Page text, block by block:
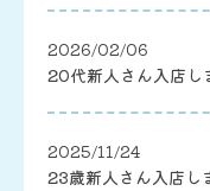
2026/02/06
20代新人さん入店し
2025/11/24
23歳新人さん入店し